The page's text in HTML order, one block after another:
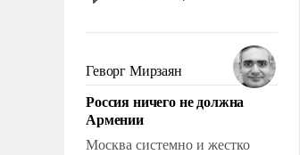
лет. Даже небольшая война с
Сложившаяся ситуация
означает многолетний период
уязвимости США, например,
перед Китаем.
Геворг Мирзаян
Россия ничего не должна
Армении
Москва системно и жестко